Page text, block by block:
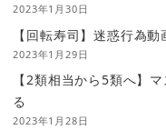
2023年1月30日
【回転寿司】迷惑行為
2023年1月29日
【2類相当から5類へ】
る
2023年1月28日